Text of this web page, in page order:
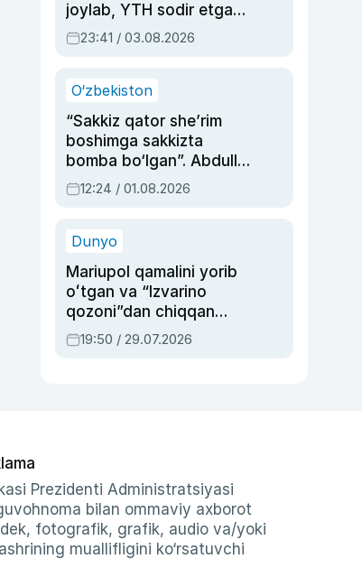
joylab, YTH sodir etgan
ayolga sud hukmi o‘qildi
23:41 / 03.08.2026
O‘zbekiston
“Sakkiz qator she’rim
boshimga sakkizta
bomba bo‘lgan”. Abdulla
Oripovni siyosiy
ayblovlardan asrab
12:24 / 01.08.2026
Dunyo
Mariupol qamalini yorib
oʻtgan va “Izvarino
qozoni”dan chiqqan
qahramon — Ukraina
armiyasi bosh
19:50 / 29.07.2026
Prezidenti Administratsiyasi
bilan ommaviy axborot
fotografik, grafik, audio va/yoki
muallifligini ko‘rsatuvchi